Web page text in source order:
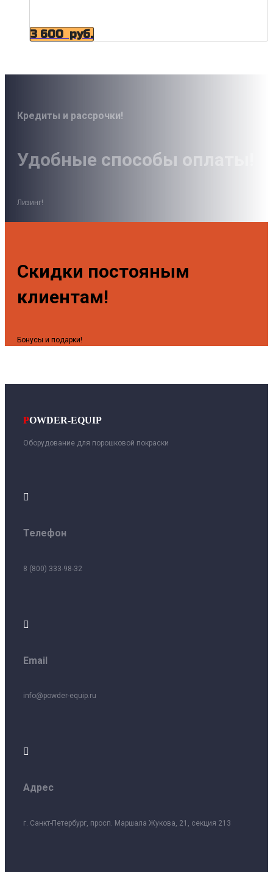
3 600 руб.
Кредиты и рассрочки!
Удобные способы оплаты!
Лизинг!
Скидки постояным
клиентам!
Бонусы и подарки!
POWDER-EQUIP
Оборудование для порошковой покраски

Телефон
8 (800) 333-98-32

Email
info@powder-equip.ru

Адрес
г. Санкт-Петербург, просп. Маршала Жукова, 21, секция 213